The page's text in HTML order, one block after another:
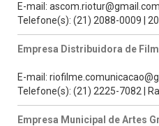
E-mail: ascom.riotur@gmail.com
Telefone(s): (21) 2088-0009 |
Empresa Distribuidora de
E-mail:
Telefone(s): (21) 2225-7082 |
Empresa Municipal de Artes